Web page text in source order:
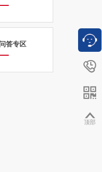
问答专区



顶部